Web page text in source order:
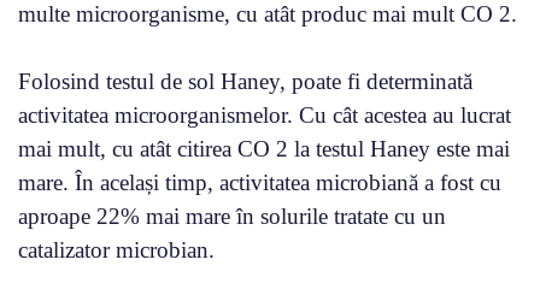
multe microorganisme, cu atât produc mai mult CO 2.
Folosind testul de sol Haney, poate fi determinată
activitatea microorganismelor. Cu cât acestea au lucrat
mai mult, cu atât citirea CO 2 la testul Haney este mai
mare. În același timp, activitatea microbiană a fost cu
aproape 22% mai mare în solurile tratate cu un
catalizator microbian.